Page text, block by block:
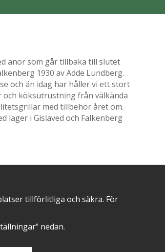
anor som går tillbaka till slutet
1930 av Adde Lundberg.
och än idag har håller vi ett stort
köksutrustning från välkända
med tillbehör året om.
lager i Gislaved och Falkenberg
tillförlitliga och säkra. För
nedan.